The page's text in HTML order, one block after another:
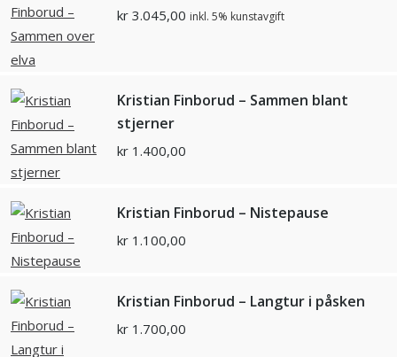
kr 3.045,00 inkl. 5% kunstavgift
Kristian Finborud – Sammen blant
stjerner
kr 1.400,00
Kristian Finborud – Nistepause
kr 1.100,00
Kristian Finborud – Langtur i påsken
kr 1.700,00